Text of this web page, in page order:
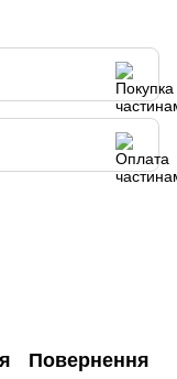
Повернення